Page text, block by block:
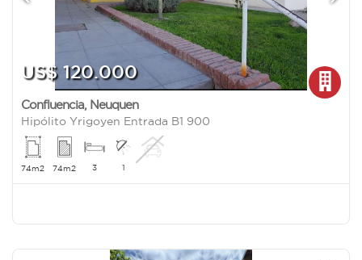
US$ 120.000
Confluencia, Neuquen
Hipólito Yrigoyen Entrada B1 900
74m2 74m2 3 1